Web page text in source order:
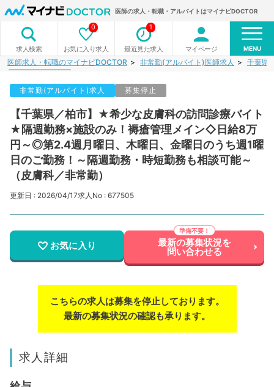
医師の求人・転職・アルバイトはマイナビDOCTOR
求人検索 お気に入り求人
0
最近見た求人
1
マイページ MENU
医師求人・転職のマイナビDOCTOR 非常勤(アルバイト)医師求人 千葉県
非常勤(アルバイト)求人 募集停止
【千葉県／柏市】★希少な皮膚科の訪問診療バイト
★隔週勤務×施設のみ！褥瘡管理メイン◇日給8万
円～◎第2.4週月曜日、木曜日、金曜日のうち週1曜
日のご勤務！～隔週勤務・時短勤務も相談可能～
（皮膚科／非常勤）
更新日 : 2026/04/17求人No : 677505
お気に入り 最新の募集状況を
問い合わせる
こちらの求人は募集を停止しております。
最新の募集状況の確認も承ります。
求人詳細